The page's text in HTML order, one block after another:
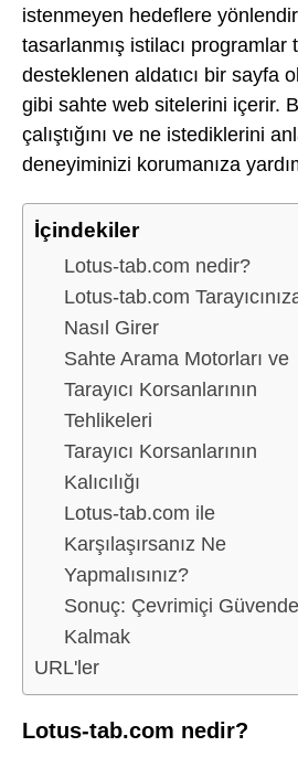
istenmeyen hedeflere
tasarlanmış istilacı programlar
desteklenen aldatıcı bir sayfa
gibi sahte web sitelerini içerir.
çalıştığını ve ne istediklerini
deneyiminizi korumanıza
İçindekiler
Lotus-tab.com nedir?
Lotus-tab.com
Nasıl Girer
Sahte Arama Motorları ve
Tarayıcı Korsanlarının
Tehlikeleri
Tarayıcı Korsanlarının
Kalıcılığı
Lotus-tab.com ile
Karşılaşırsanız Ne
Yapmalısınız?
Sonuç: Çevrimiçi Güvende
Kalmak
URL'ler
Lotus-tab.com nedir?